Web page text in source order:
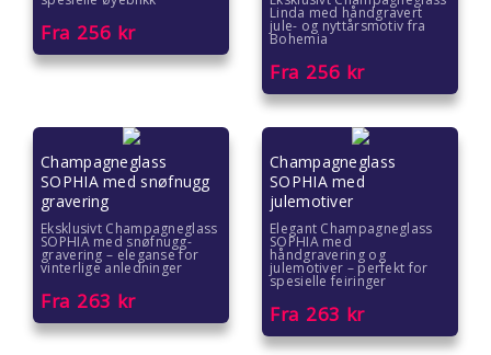
Gaver til ektefelle
Gaver til gutter
Gaver til henne
Gaver til jenter
Gaver til jubileet
Gaver til kjære
Fra 256 kr
Linda med håndgravert
jule- og nyttårsmotiv fra
Bohemia
Fra 256 kr
Champagneglass
SOPHIA med snøfnugg
gravering
Eksklusivt Champagneglass
SOPHIA med snøfnugg-
gravering – eleganse for
vinterlige anledninger
Fra 263 kr
Champagneglass
SOPHIA med
julemotiver
Elegant Champagneglass
SOPHIA med
håndgravering og
julemotiver – perfekt for
spesielle feiringer
Fra 263 kr